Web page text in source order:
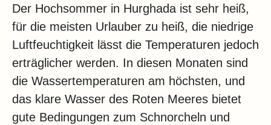
Der Hochsommer in Hurghada ist sehr heiß,
für die meisten Urlauber zu heiß, die niedrige
Luftfeuchtigkeit lässt die Temperaturen jedoch
erträglicher werden. In diesen Monaten sind
die Wassertemperaturen am höchsten, und
das klare Wasser des Roten Meeres bietet
gute Bedingungen zum Schnorcheln und